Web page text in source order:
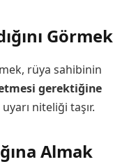
Görmek
rüya sahibinin
gerektiğine
niteliği taşır.
Almak